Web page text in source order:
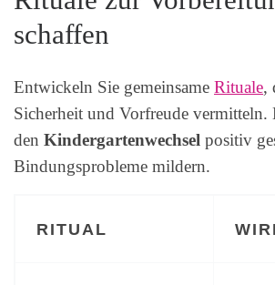
schaffen
Entwickeln Sie gemeinsame Rituale,
Sicherheit und Vorfreude vermitteln.
den Kindergartenwechsel positiv
Bindungsprobleme mildern.
RITUAL